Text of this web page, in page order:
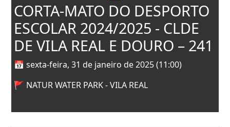
CORTA-MATO DO DESPORTO
ESCOLAR 2024/2025 - CLDE
DE VILA REAL E DOURO – 241
📅 sexta-feira, 31 de janeiro de 2025 (11:00)
🚩 NATUR WATER PARK - VILA REAL